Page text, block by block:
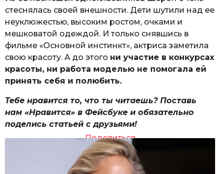
стеснялась своей внешности. Дети шутили над ее
неуклюжестью, высоким ростом, очками и
мешковатой одеждой. И только снявшись в
фильме «Основной инстинкт», актриса заметила
свою красоту. А до этого ни участие в конкурсах
красоты, ни работа моделью не помогала ей
принять себя и полюбить.
Тебе нравится то, что ты читаешь? Поставь
нам «Нравится» в Фейсбуке и обязательно
поделись статьей с друзьями!
Поделиться